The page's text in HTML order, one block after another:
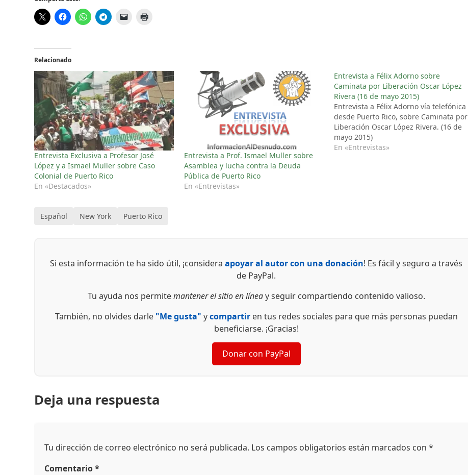
Relacionado
Entrevista Exclusiva a Profesor José
López y a Ismael Muller sobre Caso
Colonial de Puerto Rico
En «Destacados»
Entrevista a Prof. Ismael Muller sobre
Asamblea y lucha contra la Deuda
Pública de Puerto Rico
En «Entrevistas»
Entrevista a Félix Adorno sobre
Caminata por Liberación Oscar López
Rivera (16 de mayo 2015)
Entrevista a Félix Adorno vía telefónica
desde Puerto Rico, sobre Caminata por
Liberación Oscar López Rivera. (16 de
mayo 2015)
En «Entrevistas»
Español New York Puerto Rico
Si esta información te ha sido útil, ¡consideraapoyar al autor con una donación! Es fácil y seguro a través
de PayPal.
Tu ayuda nos permitemantener el sitio en líneay seguir compartiendo contenido valioso.
También, no olvides darle "Me gusta" ycompartiren tus redes sociales para que más personas puedan
beneficiarse. ¡Gracias!
Donar con PayPal
Deja una respuesta
Tu dirección de correo electrónico no será publicada. Los campos obligatorios están marcados con*
Comentario*